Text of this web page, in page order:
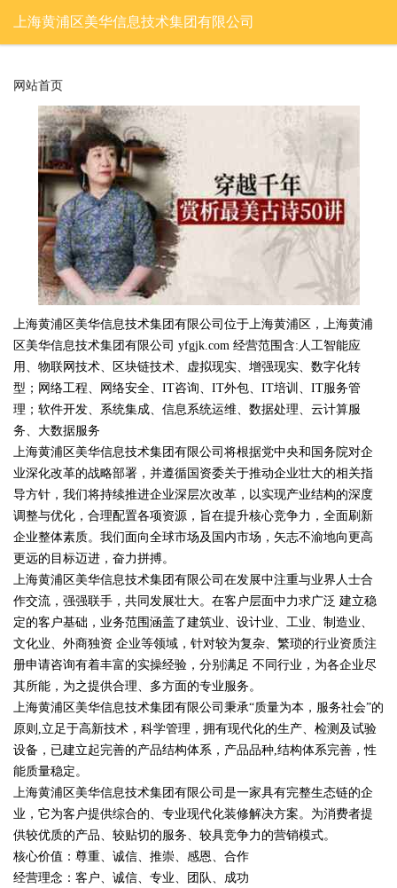
上海黄浦区美华信息技术集团有限公司
网站首页
上海黄浦区美华信息技术集团有限公司位于上海黄浦区，上海黄浦
区美华信息技术集团有限公司 yfgjk.com 经营范围含:人工智能应
用、物联网技术、区块链技术、虚拟现实、增强现实、数字化转
型；网络工程、网络安全、IT咨询、IT外包、IT培训、IT服务管
理；软件开发、系统集成、信息系统运维、数据处理、云计算服
务、大数据服务
上海黄浦区美华信息技术集团有限公司将根据党中央和国务院对企
业深化改革的战略部署，并遵循国资委关于推动企业壮大的相关指
导方针，我们将持续推进企业深层次改革，以实现产业结构的深度
调整与优化，合理配置各项资源，旨在提升核心竞争力，全面刷新
企业整体素质。我们面向全球市场及国内市场，矢志不渝地向更高
更远的目标迈进，奋力拼搏。
上海黄浦区美华信息技术集团有限公司在发展中注重与业界人士合
作交流，强强联手，共同发展壮大。在客户层面中力求广泛 建立稳
定的客户基础，业务范围涵盖了建筑业、设计业、工业、制造业、
文化业、外商独资 企业等领域，针对较为复杂、繁琐的行业资质注
册申请咨询有着丰富的实操经验，分别满足 不同行业，为各企业尽
其所能，为之提供合理、多方面的专业服务。
上海黄浦区美华信息技术集团有限公司秉承“质量为本，服务社会”的
原则,立足于高新技术，科学管理，拥有现代化的生产、检测及试验
设备，已建立起完善的产品结构体系，产品品种,结构体系完善，性
能质量稳定。
上海黄浦区美华信息技术集团有限公司是一家具有完整生态链的企
业，它为客户提供综合的、专业现代化装修解决方案。为消费者提
供较优质的产品、较贴切的服务、较具竞争力的营销模式。
核心价值：尊重、诚信、推崇、感恩、合作
经营理念：客户、诚信、专业、团队、成功